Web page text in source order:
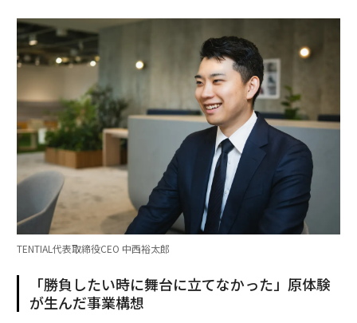
TENTIAL代表取締役CEO 中西裕太郎
「勝負したい時に舞台に立てなかった」原体験
が生んだ事業構想